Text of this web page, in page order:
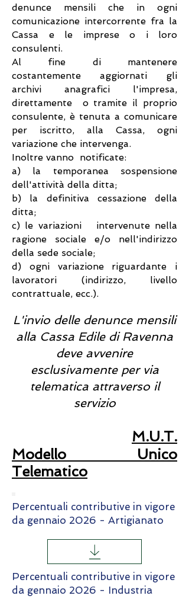
denunce mensili che in ogni
comunicazione intercorrente fra la
Cassa e le imprese o i loro
consulenti.
Al fine di mantenere
costantemente aggiornati gli
archivi anagrafici l'impresa,
direttamente o tramite il proprio
consulente, è tenuta a comunicare
per iscritto, alla Cassa, ogni
variazione che intervenga.
Inoltre vanno notificate:
a) la temporanea sospensione
dell'attività della ditta;
b) la definitiva cessazione della
ditta;
c) le variazioni intervenute nella
ragione sociale e/o nell'indirizzo
della sede sociale;
d) ogni variazione riguardante i
lavoratori (indirizzo, livello
contrattuale, ecc.).
L'invio delle denunce mensili
alla Cassa Edile di Ravenna
deve avvenire
esclusivamente per via
telematica attraverso il
servizio
M.U.T.
Modello Unico
Telematico
Percentuali contributive in vigore
da gennaio 2026 - Artigianato
Percentuali contributive in vigore
da gennaio 2026 - Industria